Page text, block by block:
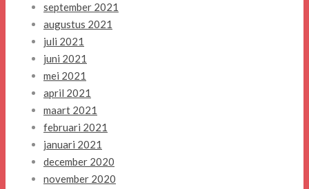
september 2021
augustus 2021
juli 2021
juni 2021
mei 2021
april 2021
maart 2021
februari 2021
januari 2021
december 2020
november 2020